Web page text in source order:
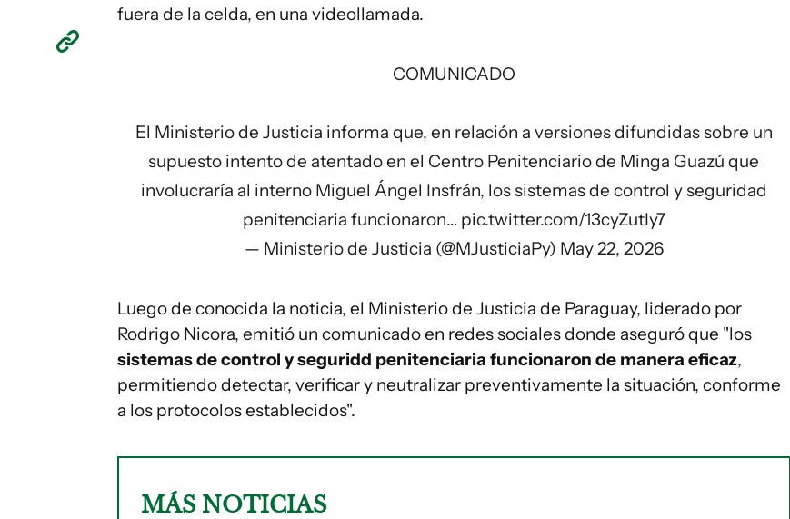
fuera de la celda, en una videollamada.
COMUNICADO
El Ministerio de Justicia informa que, en relación a versiones difundidas sobre un
supuesto intento de atentado en el Centro Penitenciario de Minga Guazú que
involucraría al interno Miguel Ángel Insfrán, los sistemas de control y seguridad
penitenciaria funcionaron… pic.twitter.com/13cyZutIy7
— Ministerio de Justicia (@MJusticiaPy) May 22, 2026
Luego de conocida la noticia, el Ministerio de Justicia de Paraguay, liderado por
Rodrigo Nicora, emitió un comunicado en redes sociales donde aseguró que "los
sistemas de control y seguridd penitenciaria funcionaron de manera eficaz,
permitiendo detectar, verificar y neutralizar preventivamente la situación, conforme
a los protocolos establecidos".
MÁS NOTICIAS